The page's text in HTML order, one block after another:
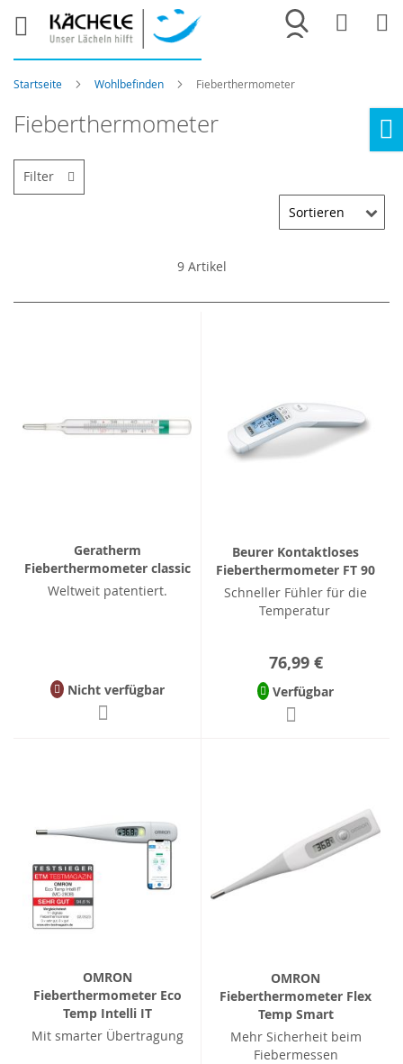
Merkliste
Startseite Wohlbefinden Fieberthermometer
Fieberthermometer
9Artikel
Geratherm
Fieberthermometer classic
Weltweit patentiert.
Nicht verfügbar
Beurer Kontaktloses
Fieberthermometer FT 90
Schneller Fühler für die
Temperatur
76,99 €
Verfügbar
OMRON
Fieberthermometer Eco
Temp Intelli IT
Mit smarter Übertragung
OMRON
Fieberthermometer Flex
Temp Smart
Mehr Sicherheit beim
Fiebermessen
Filter